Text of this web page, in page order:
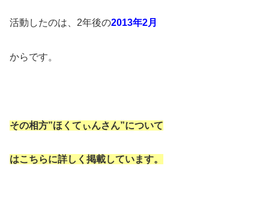
活動したのは、2年後の2013年2月
からです。
その相方”ほくてぃんさん”について
はこちらに詳しく掲載しています。